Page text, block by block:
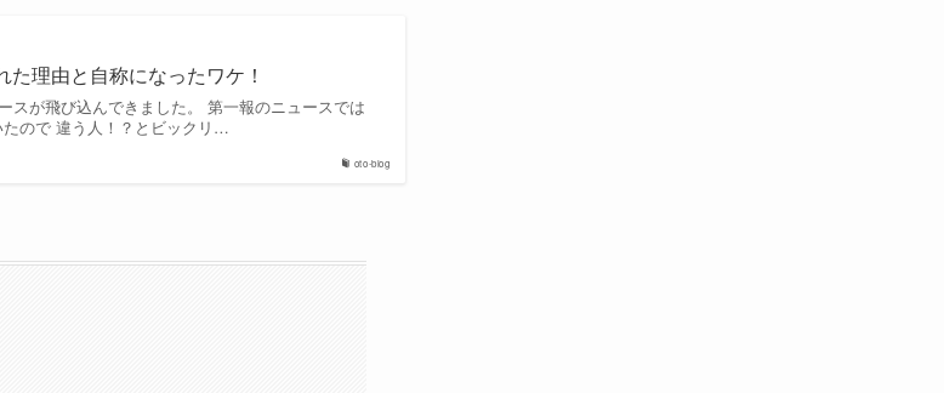
oto-blog
た理由と自称になったワケ！
スが飛び込んできました。 第一報のニュースでは
たので 違う人！？とビックリ…